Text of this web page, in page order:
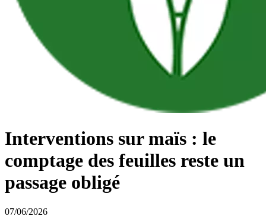
Interventions sur maïs : le
comptage des feuilles reste un
passage obligé
07/06/2026